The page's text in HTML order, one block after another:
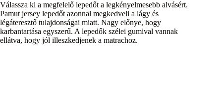
Válassza ki a megfelelő lepedőt a legkényelmesebb alvásért.
Pamut jersey lepedőt azonnal megkedveli a lágy és
légáteresztő tulajdonságai miatt. Nagy előnye, hogy
karbantartása egyszerű. A lepedők szélei gumival vannak
ellátva, hogy jól illeszkedjenek a matrachoz.